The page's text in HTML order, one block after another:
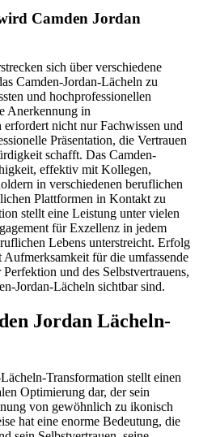
Camden Jordan
sich über verschiedene
Camden-Jordan-Lächeln zu
und hochprofessionellen
Anerkennung in
nicht nur Fachwissen und
Präsentation, die Vertrauen
schafft. Das Camden-
effektiv mit Kollegen,
in verschiedenen beruflichen
Plattformen in Kontakt zu
stellt eine Leistung unter vielen
für Exzellenz in jedem
Lebens unterstreicht. Erfolg
für die umfassende
und des Selbstvertrauens,
Jordan-Lächeln sichtbar sind.
Jordan Lächeln-
Transformation stellt einen
Optimierung dar, der sein
von gewöhnlich zu ikonisch
hat eine enorme Bedeutung, die